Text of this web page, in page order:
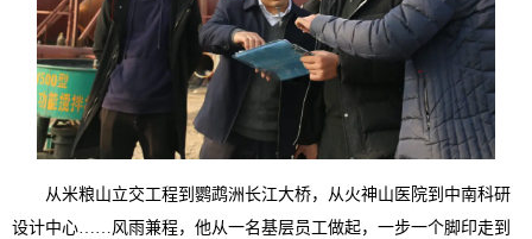
从米粮山立交工程到鹦鹉洲长江大桥，从火神山医院到中南科研
设计中心……风雨兼程，他从一名基层员工做起，一步一个脚印走到